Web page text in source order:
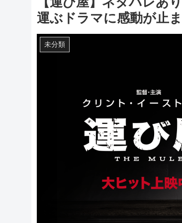
運ぶドラマに感動が止
未分類